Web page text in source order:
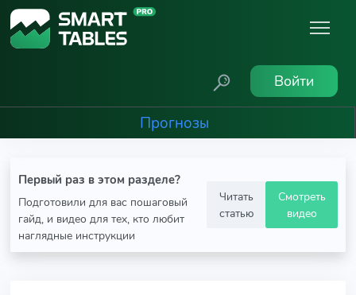
Войти
Прогнозы
Первый раз в этом разделе?
Подготовили для вас пошаговый
гайд, и видео для тех, кто любит
наглядные инструкции
Читать
статью
Смотреть
видео